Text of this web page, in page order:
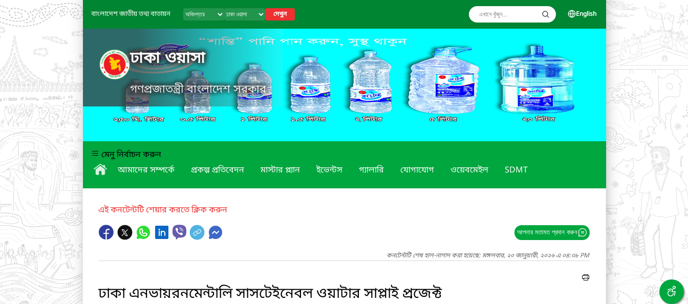
বাংলাদেশ জাতীয় তথ্য বাতায়ন দেখুন English
ঢাকা ওয়াসা
গণপ্রজাতন্ত্রী বাংলাদেশ সরকার
মেনু নির্বাচন করুন
আমাদের সম্পর্কে
প্রকল্প প্রতিবেদন মাস্টার প্ল্যান ইভেন্টস গ্যালারি যোগাযোগ ওয়েবমেইল SDMT
এই কনটেন্টটি শেয়ার করতে ক্লিক করুন
আপনার মতামত প্রদান করুন
কনটেন্টটি শেষ হাল-নাগাদ করা হয়েছে: মঙ্গলবার, ২০ জানুয়ারী, ২০২৬ এ ০৪:৩৮ PM
ঢাকা এনভায়রনমেন্টালি সাসটেইনেবল ওয়াটার সাপ্লাই প্রজেক্ট